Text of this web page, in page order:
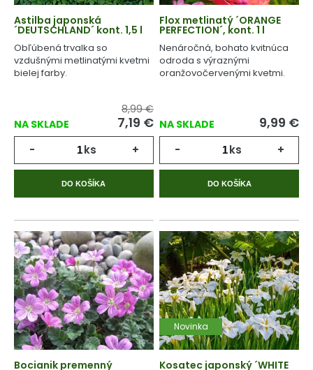
Astilba japonská
´DEUTSCHLAND´ kont. 1,5 l
Obľúbená trvalka so
vzdušnými metlinatými kvetmi
bielej farby.
NA SKLADE
8,99 €
7,19 €
- ks +
DO KOŠÍKA
Flox metlinatý ´ORANGE
PERFECTION´, kont. 1 l
Nenáročná, bohato kvitnúca
odroda s výraznými
oranžovočervenými kvetmi.
NA SKLADE 9,99 €
- ks +
DO KOŠÍKA
Bocianik premenný
Novinka
Kosatec japonský ´WHITE